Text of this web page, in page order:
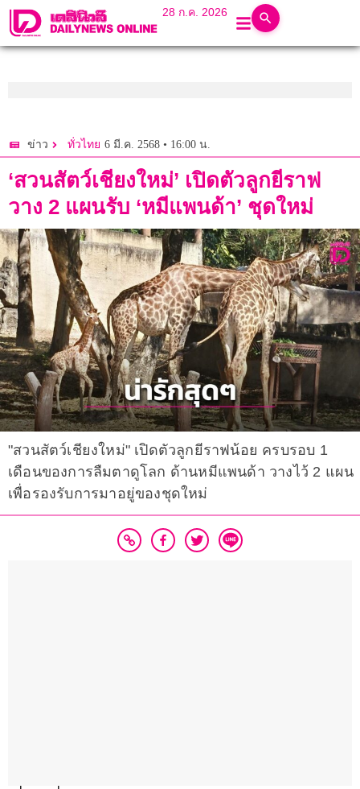
28 ก.ค. 2026
ข่าว ทั่วไทย 6 มี.ค. 2568 • 16:00 น.
‘สวนสัตว์เชียงใหม่’ เปิดตัวลูกยีราฟ
วาง 2 แผนรับ ‘หมีแพนด้า’ ชุดใหม่
"สวนสัตว์เชียงใหม่" เปิดตัวลูกยีราฟน้อย ครบรอบ 1
เดือนของการลืมตาดูโลก ด้านหมีแพนด้า วางไว้ 2 แผน
เพื่อรองรับการมาอยู่ของชุดใหม่